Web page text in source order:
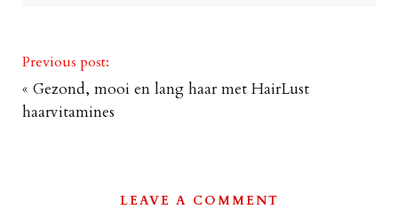
Previous post:
« Gezond, mooi en lang haar met HairLust
haarvitamines
LEAVE A COMMENT